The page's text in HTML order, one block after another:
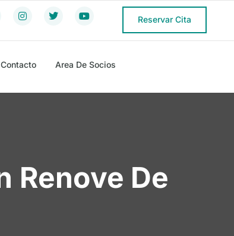
Reservar Cita
Contacto Area De Socios
Renove De